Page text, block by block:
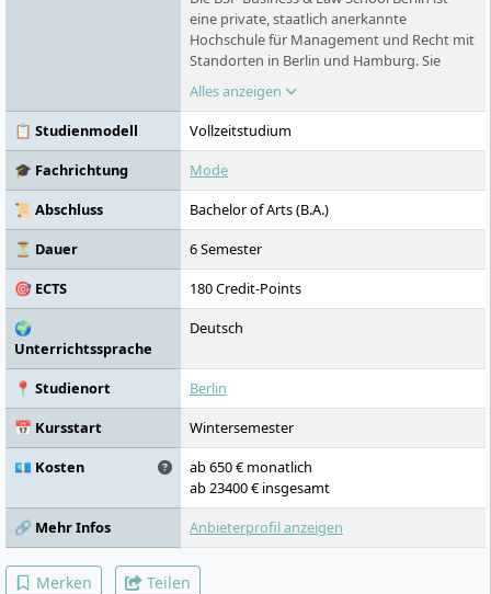
eine private, staatlich anerkannte
Hochschule für Management und Recht mit
Standorten in Berlin und Hamburg. Sie
bietet anwendungsorientierte
Studiengänge in den Bereichen Wirtschaft,
Sport, Kreativwirtschaft und Recht an. Ihre
Universitäten gleichgestellt und bietet das
Alles anzeigen
📋 Studienmodell
Vollzeitstudium
🎓 Fachrichtung
Mode
📜 Abschluss
Bachelor of Arts (B.A.)
⏳ Dauer
6 Semester
🎯 ECTS
180 Credit-Points
🌍
Unterrichtssprache
Deutsch
📍 Studienort
Berlin
📅 Kursstart
Wintersemester
💶 Kosten
ab 650 € monatlich
ab 23400 € insgesamt
🔗 Mehr Infos
Anbieterprofil anzeigen
Merken Teilen